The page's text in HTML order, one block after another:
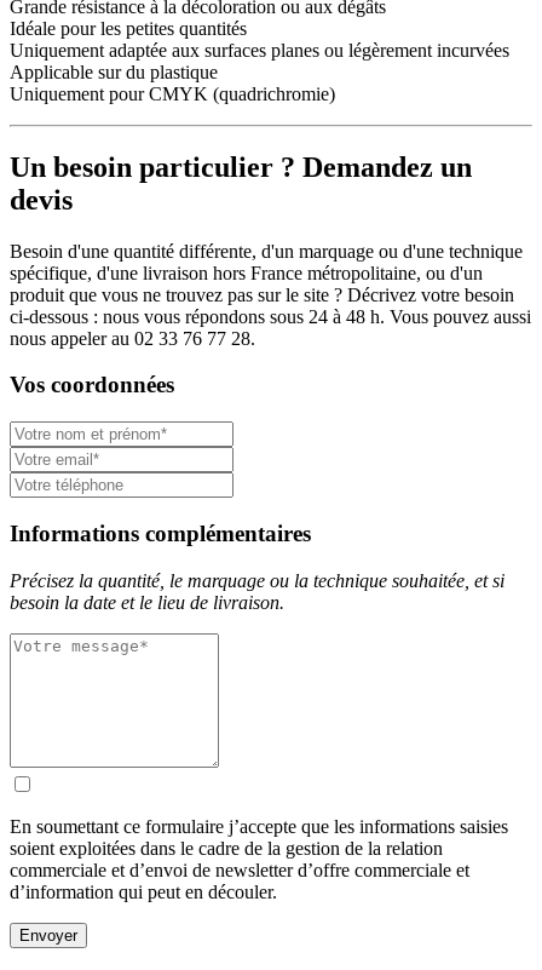
Grande résistance à la décoloration ou aux dégâts
Idéale pour les petites quantités
Uniquement adaptée aux surfaces planes ou légèrement incurvées
Applicable sur du plastique
Uniquement pour CMYK (quadrichromie)
Un besoin particulier ? Demandez un
devis
Besoin d'une quantité différente, d'un marquage ou d'une technique
spécifique, d'une livraison hors France métropolitaine, ou d'un
produit que vous ne trouvez pas sur le site ? Décrivez votre besoin
ci-dessous : nous vous répondons sous 24 à 48 h. Vous pouvez aussi
nous appeler au 02 33 76 77 28.
Vos coordonnées
Informations complémentaires
Précisez la quantité, le marquage ou la technique souhaitée, et si
besoin la date et le lieu de livraison.
En soumettant ce formulaire j’accepte que les informations saisies
soient exploitées dans le cadre de la gestion de la relation
commerciale et d’envoi de newsletter d’offre commerciale et
d’information qui peut en découler.
Envoyer